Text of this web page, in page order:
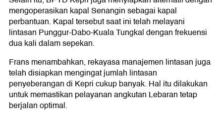
mengoperasikan kapal Senangin sebagai kapal
perbantuan. Kapal tersebut saat ini telah melayani
lintasan Punggur-Dabo-Kuala Tungkal dengan frekuensi
dua kali dalam sepekan.
Frans menambahkan, rekayasa manajemen lintasan juga
telah disiapkan mengingat jumlah lintasan
penyeberangan di Kepri cukup banyak. Hal itu dilakukan
untuk memastikan pelayanan angkutan Lebaran tetap
berjalan optimal.